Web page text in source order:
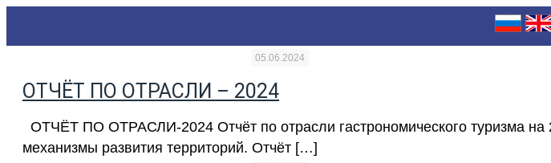
05.06.2024
ОТЧЁТ ПО ОТРАСЛИ – 2024
ОТЧЁТ ПО ОТРАСЛИ-2024 Отчёт по отрасли гастрономического туризма
механизмы развития территорий. Отчёт […]